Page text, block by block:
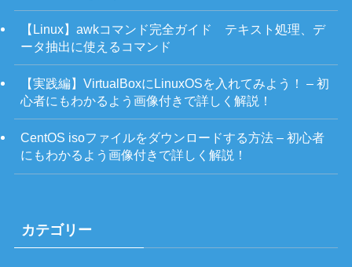
【Linux】awkコマンド完全ガイド テキスト処理、デ
ータ抽出に使えるコマンド
【実践編】VirtualBoxにLinuxOSを入れてみよう！ – 初
心者にもわかるよう画像付きで詳しく解説！
CentOS isoファイルをダウンロードする方法 – 初心者
にもわかるよう画像付きで詳しく解説！
カテゴリー